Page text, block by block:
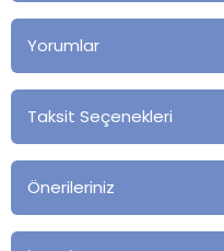
Yorumlar
Taksit Seçenekleri
Önerileriniz